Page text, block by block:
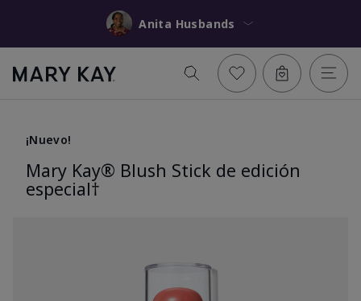
Anita Husbands
¡Nuevo!
Mary Kay® Blush Stick de edición
especial†